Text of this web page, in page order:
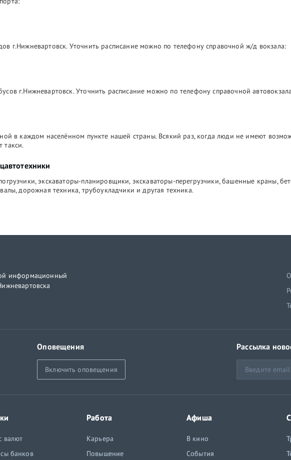
г.Нижневартовск. Уточнить расписание можно по телефону справочной ж/д вокзала:
г.Нижневартовск. Уточнить расписание можно по телефону справочной
в каждом населённом пункте нашей страны. Всякий раз, когда люди не имеют
такси.
экскаваторы-планировщики, экскаваторы-перегрузчики, башенные краны,
дорожная техника, трубоукладчики и другая техника.
информационный
Оповещения
Включить оповещения
Рассылка
валют
банков
Работа
Карьера
Повышение
Афиша
В кино
События